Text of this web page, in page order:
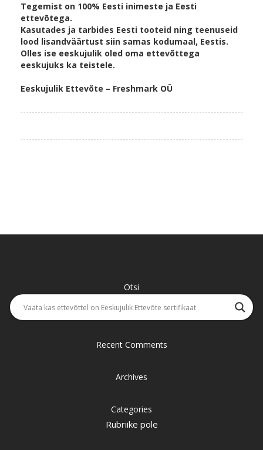
Tegemist on 100% Eesti inimeste ja Eesti
ettevõtega.
Kasutades ja tarbides Eesti tooteid ning teenuseid
lood lisandväärtust siin samas kodumaal, Eestis.
Olles ise eeskujulik oled oma ettevõttega
eeskujuks ka teistele.
Eeskujulik Ettevõte – Freshmark OÜ
Otsi
Recent Comments
Archives
Categories
Rubriike pole